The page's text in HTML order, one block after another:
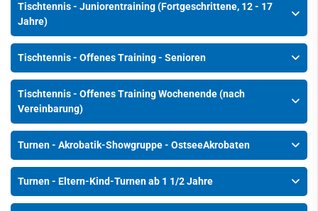
Tischtennis - Juniorentraining (Fortgeschrittene, 12 - 17
Jahre)
Tischtennis - Offenes Training - Senioren
Tischtennis - Offenes Training Wochenende (nach
Vereinbarung)
Turnen - Akrobatik-Showgruppe - OstseeAkrobaten
Turnen - Eltern-Kind-Turnen ab 1 1/2 Jahre